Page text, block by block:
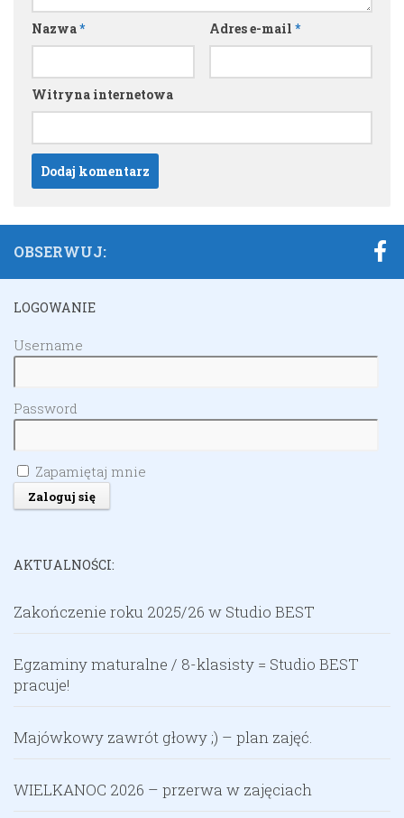
Nazwa* Adres e-mail *
Witryna internetowa
OBSERWUJ:
LOGOWANIE
Username
Password
Zapamiętaj mnie
AKTUALNOŚCI:
Zakończenie roku 2025/26 w Studio BEST
Egzaminy maturalne / 8-klasisty = Studio BEST
pracuje!
Majówkowy zawrót głowy ;) – plan zajęć.
WIELKANOC 2026 – przerwa w zajęciach